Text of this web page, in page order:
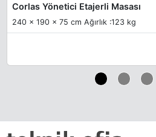
Corlas Yönetici Etajerli Masası
240 x 190 x 75 cm Ağırlık :123 kg